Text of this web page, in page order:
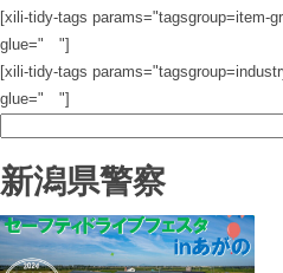
[xili-tidy-tags params="tagsgroup=item-
glue=" "]
[xili-tidy-tags
glue=" "]
新潟県警察